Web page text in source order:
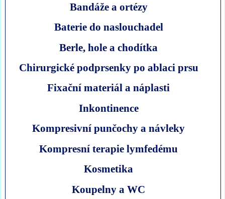
Bandáže a ortézy
Baterie do naslouchadel
Berle, hole a chodítka
Chirurgické podprsenky po ablaci prsu
Fixační materiál a náplasti
Inkontinence
Kompresivní punčochy a návleky
Kompresní terapie lymfedému
Kosmetika
Koupelny a WC